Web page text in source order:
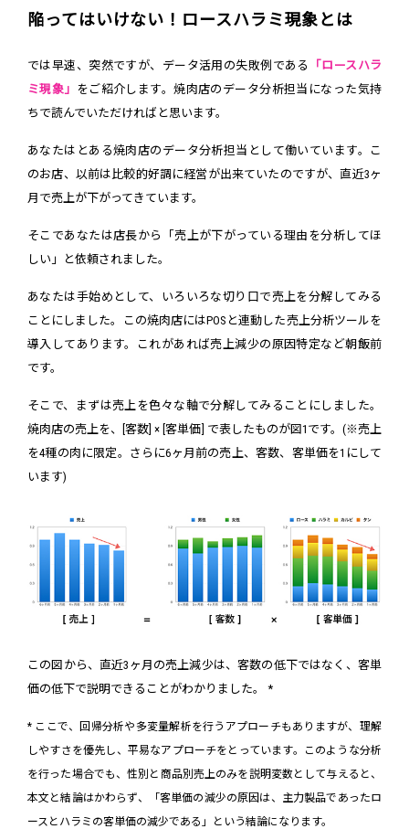
陥ってはいけない！ロースハラミ現象とは
では早速、突然ですが、データ活用の失敗例である
「ロースハラ
ミ現象」 をご紹介します。焼肉店のデータ分析担当になった気持
ちで読んでいただければと思います。
あなたはとある焼肉店のデータ分析担当として働いています。こ
のお店、以前は比較的好調に経営が出来ていたのですが、直近3ヶ
月で売上が下がってきています。
そこであなたは店長から「売上が下がっている理由を分析してほ
しい」と依頼されました。
あなたは手始めとして、いろいろな切り口で売上を分解してみる
ことにしました。この焼肉店にはPOSと連動した売上分析ツールを
導入してあります。これがあれば売上減少の原因特定など朝飯前
です。
そこで、まずは売上を色々な軸で分解してみることにしました。
焼肉店の売上を、[客数] × [客単価] で表したものが図1です。(※売上
を4種の肉に限定。さらに6ヶ月前の売上、客数、客単価を1にして
います)
この図から、直近3ヶ月の売上減少は、客数の低下ではなく、客単
価の低下で説明できることがわかりました。 *
* ここで、回帰分析や多変量解析を行うアプローチもありますが、理解
しやすさを優先し、平易なアプローチをとっています。このような分析
を行った場合でも、性別と商品別売上のみを説明変数として与えると、
本文と結論はかわらず、「客単価の減少の原因は、主力製品であったロ
ースとハラミの客単価の減少である」という結論になります。